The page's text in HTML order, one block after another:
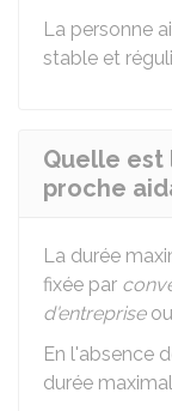
La personne
stable et
Quelle est
proche
La durée
fixée par
d'entrepriseou
En l'absence
durée